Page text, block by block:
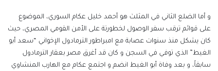
و أما الضلع الثاني في المثلث هو أحمد خليل عكام السوري، الموضوع
على قوائم ترقب سفر الوصول لخطورتة على الأمن القومي المصري، حيث
كان يشكل منذ سنوات عصابة مع امبراطور الترمادول الإخواني “سعد أبو
الغيط” الذي توفي في السجن و كان قد أغرق مصر بعقار الترمادول
سابقاً، و بعد وفاة أبو الغيط انضم و اجتمع عكام مع الهارب المنشاوي